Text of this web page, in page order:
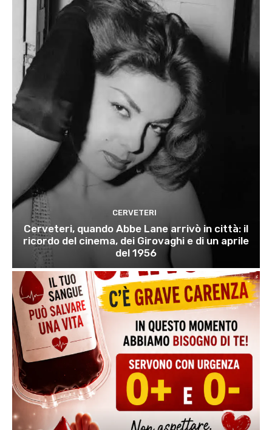
CERVETERI
Cerveteri, quando Abbe Lane arrivò in città: il
ricordo del cinema, dei Girovaghi e di un aprile
del 1956